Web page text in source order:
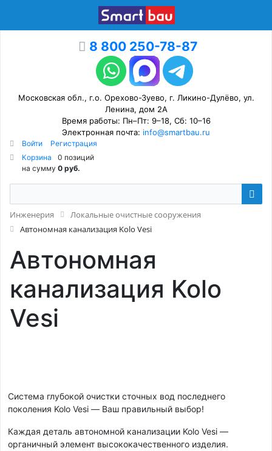
8 800 250-78-87
Московская обл., г.о. Орехово-Зуево, г. Ликино-Дулёво, ул.
Ленина, дом 2А
Время работы: Пн–Пт: 9–18, Сб: 10–16
Электронная почта: info@smartbau.ru
Войти
Регистрация
Корзина
0 позиций
на сумму 0 руб.
Инженерия
Локальные очистные сооружения
Автономная канализация Kolo Vesi
Автономная
канализация Kolo
Vesi
Cистема глубокой очистки сточных вод последнего
поколения Kolo Vesi — Ваш правильный выбор!
Каждая деталь автономной канализации Kolo Vesi —
органичный элемент высококачественного изделия.